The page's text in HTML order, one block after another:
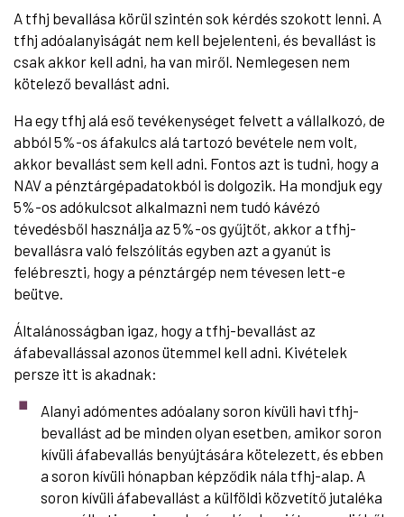
A tfhj bevallása körül szintén sok kérdés szokott lenni. A
tfhj adóalanyiságát nem kell bejelenteni, és bevallást is
csak akkor kell adni, ha van miről. Nemlegesen nem
kötelező bevallást adni.
Ha egy tfhj alá eső tevékenységet felvett a vállalkozó, de
abból 5%-os áfakulcs alá tartozó bevétele nem volt,
akkor bevallást sem kell adni. Fontos azt is tudni, hogy a
NAV a pénztárgépadatokból is dolgozik. Ha mondjuk egy
5%-os adókulcsot alkalmazni nem tudó kávézó
tévedésből használja az 5%-os gyűjtőt, akkor a tfhj-
bevallásra való felszólítás egyben azt a gyanút is
felébreszti, hogy a pénztárgép nem tévesen lett-e
beütve.
Általánosságban igaz, hogy a tfhj-bevallást az
áfabevallással azonos ütemmel kell adni. Kivételek
persze itt is akadnak:
Alanyi adómentes adóalany soron kívüli havi tfhj-
bevallást ad be minden olyan esetben, amikor soron
kívüli áfabevallás benyújtására kötelezett, és ebben
a soron kívüli hónapban képződik nála tfhj-alap. A
soron kívüli áfabevallást a külföldi közvetítő jutaléka